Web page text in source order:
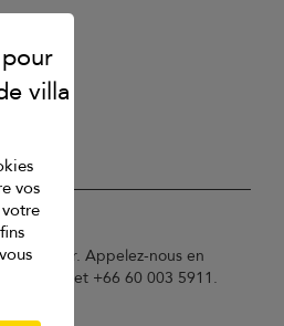
Finder. Appelez-nous en
ou à Phuket +66 60 003 5911.
vos